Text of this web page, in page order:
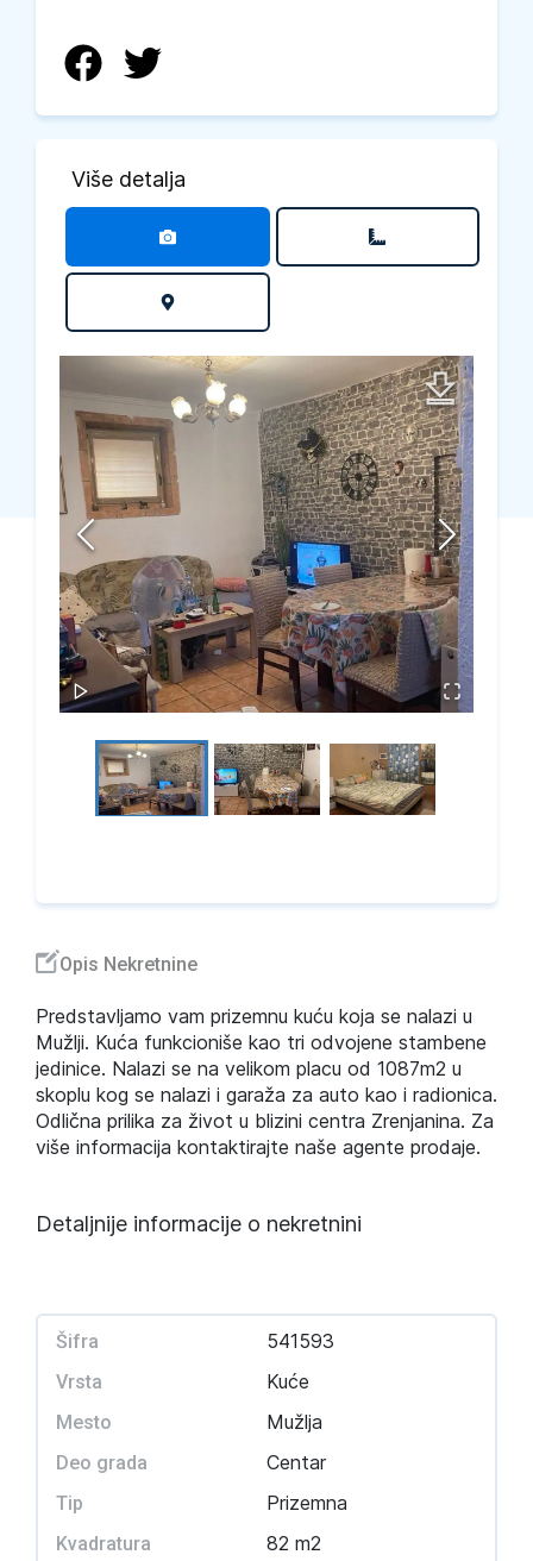
Više detalja
Opis Nekretnine
Predstavljamo vam prizemnu kuću koja se nalazi u
Mužlji. Kuća funkcioniše kao tri odvojene stambene
jedinice. Nalazi se na velikom placu od 1087m2 u
skoplu kog se nalazi i garaža za auto kao i radionica.
Odlična prilika za život u blizini centra Zrenjanina. Za
više informacija kontaktirajte naše agente prodaje.
Detaljnije informacije o nekretnini
Šifra 541593
Vrsta Kuće
Mesto Mužlja
Deo grada Centar
Tip Prizemna
Kvadratura 82 m2